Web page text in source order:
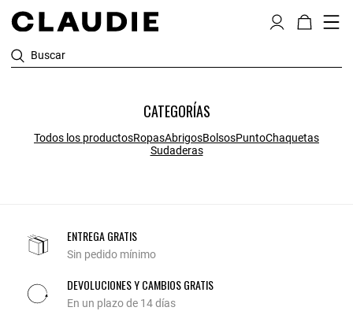
Buscar
CATEGORÍAS
Todos los productosRopasAbrigosBolsosPuntoChaquetas
Sudaderas
ENTREGA GRATIS
Sin pedido mínimo
DEVOLUCIONES Y CAMBIOS GRATIS
En un plazo de 14 días